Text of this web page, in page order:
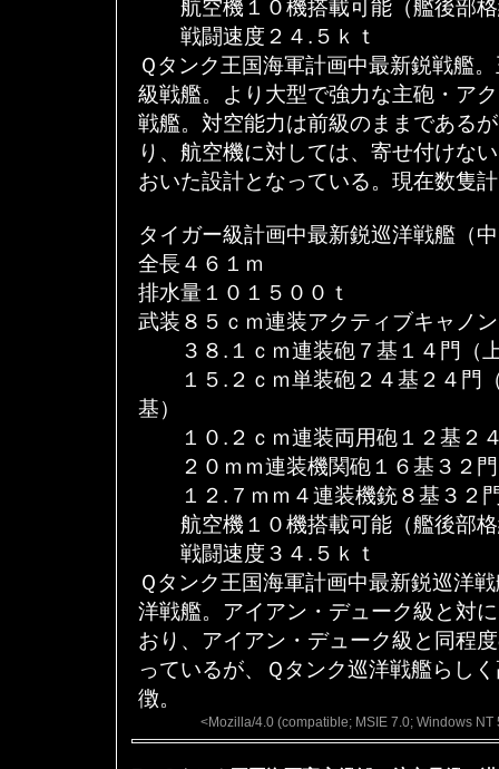
航空機１０機搭載可能（艦後部
戦闘速度２４.５ｋｔ
Ｑタンク王国海軍計画中最新鋭戦艦
級戦艦。より大型で強力な主砲・ア
戦艦。対空能力は前級のままである
り、航空機に対しては、寄せ付けな
おいた設計となっている。現在数隻
タイガー級計画中最新鋭巡洋戦艦（
全長４６１ｍ
排水量１０１５００ｔ
武装８５ｃｍ連装アクティブキャノ
３８.１ｃｍ連装砲７基１４門（
１５.２ｃｍ単装砲２４基２４門
基）
１０.２ｃｍ連装両用砲１２基２
２０ｍｍ連装機関砲１６基３２門
１２.７ｍｍ４連装機銃８基３２
航空機１０機搭載可能（艦後部
戦闘速度３４.５ｋｔ
Ｑタンク王国海軍計画中最新鋭巡洋
洋戦艦。アイアン・デューク級と対
おり、アイアン・デューク級と同程
っているが、Ｑタンク巡洋戦艦らし
徴。
<Mozilla/4.0 (compatible; MSIE 7.0; Windows